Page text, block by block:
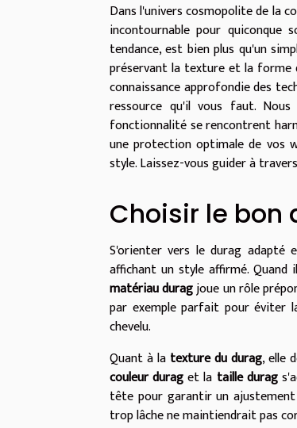
Dans l'univers cosmopolite de la
incontournable pour
tendance, est bien plus qu'un
préservant la texture et la forme
connaissance approfondie des
ressource qu'il vous faut.
fonctionnalité se rencontrent
une protection optimale de vos
style. Laissez-vous guider à
Choisir le bon
S'orienter vers le durag
affichant un style affirmé. Quand
matériau duragjoue un rôle
par exemple parfait pour éviter
chevelu.
Quant à la texture du durag, elle
couleur duraget la taille durag
tête pour garantir un
trop lâche ne maintiendrait pas